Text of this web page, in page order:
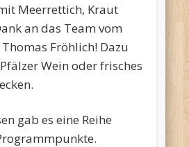
Meerrettich, Kraut
an das Team vom
Fröhlich! Dazu
Wein oder frisches
gab es eine Reihe